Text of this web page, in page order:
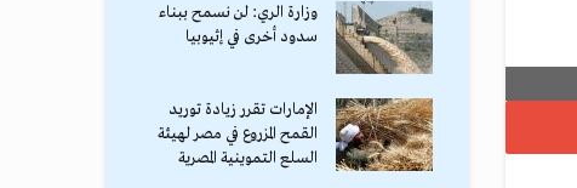
وزارة الري: لن نسمح ببناء
سدود أخرى في إثيوبيا
الإمارات تقرر زيادة توريد
القمح المزروع في مصر لهيئة
السلع التموينية المصرية